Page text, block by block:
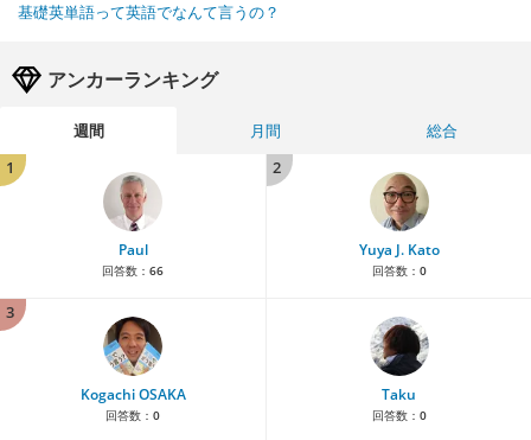
基礎英単語って英語でなんて言うの？
アンカーランキング
週間 月間
総合
1
Paul
回答数： 66
2
Yuya J. Kato
回答数： 0
3
Kogachi OSAKA
回答数： 0
Taku
回答数： 0